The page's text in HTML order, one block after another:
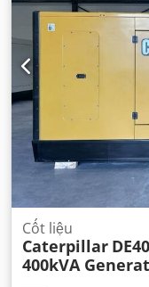
Cốt liệu
Caterpillar
400kVA